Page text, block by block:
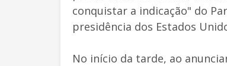
conquistar a indicação" do
presidência dos Estados
No início da tarde, ao